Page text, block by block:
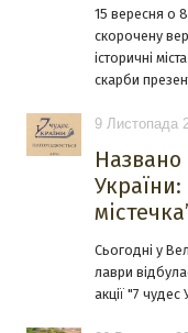
15 вересня о
скорочену
історичні
скарби
9 Листопада
Названо
України:
Сьогодні у
лаври
акції "7 чудес